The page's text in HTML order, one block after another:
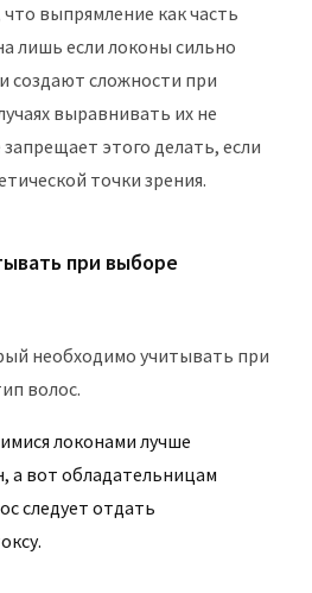
выпрямление как часть
лишь если локоны сильно
создают сложности при
выравнивать их не
этого делать, если
точки зрения.
при выборе
необходимо учитывать при
волос.
локонами лучше
а вот обладательницам
следует отдать